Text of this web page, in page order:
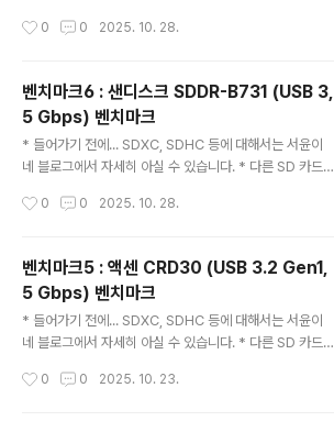
치마크 01 참조 / 벤치마크 02 참조 / 벤치마크 03 참조 /
벤치마크7 : 베이직기어 CSR30 (USB 3.2 Gen 1x1, 5
Gbps) 벤치마크제품사진제품 설명이 좀 특이한데, C타입
USB 3.2 Gen 1x1 이라고 나온다. 이는 USB3 1세대(전
송률 5 Gbps), 레인 1개(1 Lane)만 쓴다는 의미다. USB
3.2 2X2까지 있으며, 이것은 USB 3.2 Gen 2 (전송률 1
0 0 2025. 10. 28.
벤치마크6 : 샌디스크 SDDR-B731 (USB 3,
5 Gbps) 벤치마크
* 들어가기 전에... SDXC, SDHC 등에 대해서는 서윤이
네 블로그에서 자세히 아실 수 있습니다. * 다른 SD 카드
치마크 01 참조 / 벤치마크 02 참조 / 벤치마크 03 참조 /
크 SDDR-B731 (USB 3, 5 Gbps) 벤치마크제품사진사
진 보면 알겠지만, C타입이 아니라 A타입이다. 벤치마크발
열도 손이 뜨거울 정도는 아니고... 단점...?의외로 손으로
잡기 좋은 모양입니다.
0 0 2025. 10. 28.
벤치마크5 : 액센 CRD30 (USB 3.2 Gen1,
5 Gbps) 벤치마크
* 들어가기 전에... SDXC, SDHC 등에 대해서는 서윤이
네 블로그에서 자세히 아실 수 있습니다. * 다른 SD 카드
치마크 01 참조 / 벤치마크 02 참조 / 벤치마크 03 참조 /
0 0 2025. 10. 23.